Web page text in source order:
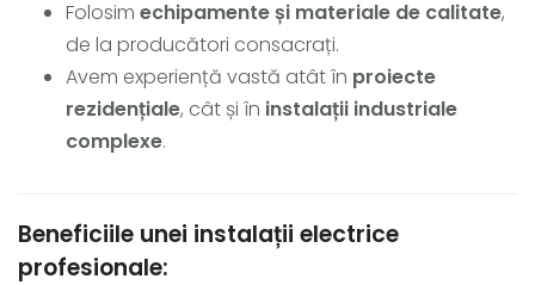
Folosim echipamente și materiale de calitate,
de la producători consacrați.
Avem experiență vastă atât în proiecte
rezidențiale, cât și în instalații industriale
complexe.
Beneficiile unei instalații electrice
profesionale: